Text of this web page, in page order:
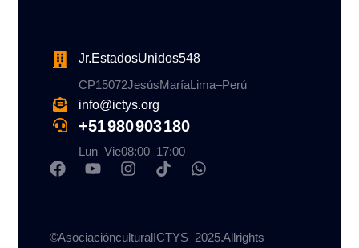
Jr. Estados Unidos 548
CP 15072 Jesús María Lima – Perú
info@ictys.org
+51 980 903 180
Lun–Vie 08:00 – 17:00
© Asociación cultural ICTYS – 2025. All rights